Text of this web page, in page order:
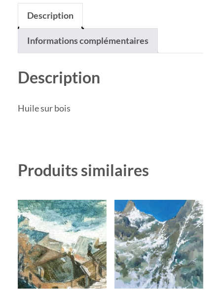
Description
Informations complémentaires
Description
Huile sur bois
Produits similaires